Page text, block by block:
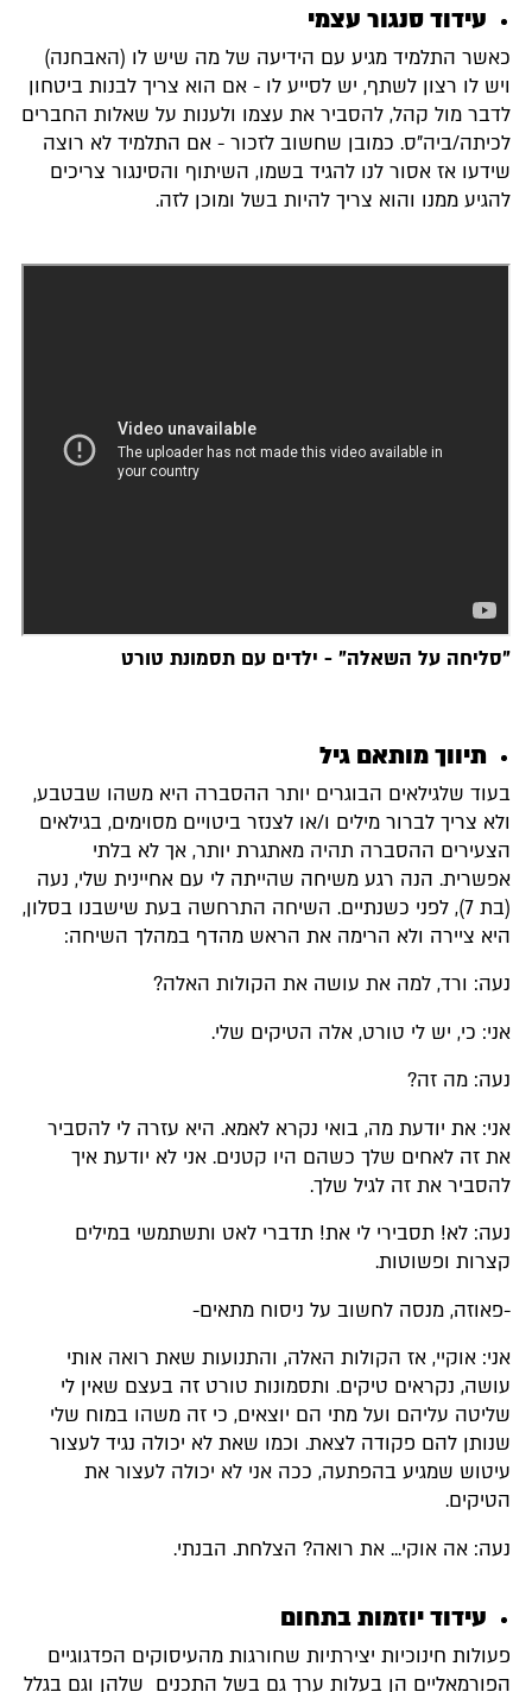
עידוד סנגור עצמי
כאשר התלמיד מגיע עם הידיעה של מה שיש לו (האבחנה)
ויש לו רצון לשתף, יש לסייע לו - אם הוא צריך לבנות ביטחון
לדבר מול קהל, להסביר את עצמו ולענות על שאלות החברים
לכיתה/ביה"ס. כמובן שחשוב לזכור - אם התלמיד לא רוצה
שידעו אז אסור לנו להגיד בשמו, השיתוף והסינגור צריכים
להגיע ממנו והוא צריך להיות בשל ומוכן לזה.
"סליחה על השאלה" - ילדים עם תסמונת טורט
תיווך מותאם גיל
בעוד שלגילאים הבוגרים יותר ההסברה היא משהו שבטבע,
ולא צריך לברור מילים ו/או לצנזר ביטויים מסוימים, בגילאים
הצעירים ההסברה תהיה מאתגרת יותר, אך לא בלתי
אפשרית. הנה רגע משיחה שהייתה לי עם אחיינית שלי, נעה
(בת 7), לפני כשנתיים. השיחה התרחשה בעת שישבנו בסלון,
היא ציירה ולא הרימה את הראש מהדף במהלך השיחה:
נעה: ורד, למה את עושה את הקולות האלה?
אני: כי, יש לי טורט, אלה הטיקים שלי.
נעה: מה זה?
אני: את יודעת מה, בואי נקרא לאמא. היא עזרה לי להסביר
את זה לאחים שלך כשהם היו קטנים. אני לא יודעת איך
להסביר את זה לגיל שלך.
נעה: לא! תסבירי לי את! תדברי לאט ותשתמשי במילים
קצרות ופשוטות.
-פאוזה, מנסה לחשוב על ניסוח מתאים-
אני: אוקיי, אז הקולות האלה, והתנועות שאת רואה אותי
עושה, נקראים טיקים. ותסמונות טורט זה בעצם שאין לי
שליטה עליהם ועל מתי הם יוצאים, כי זה משהו במוח שלי
שנותן להם פקודה לצאת. וכמו שאת לא יכולה נגיד לעצור
עיטוש שמגיע בהפתעה, ככה אני לא יכולה לעצור את
הטיקים.
נעה: אה אוקי... את רואה? הצלחת. הבנתי.
עידוד יוזמות בתחום
פעולות חינוכיות יצירתיות שחורגות מהעיסוקים הפדגוגיים
הפורמאליים הן בעלות ערך גם בשל התכנים שלהן וגם בגלל